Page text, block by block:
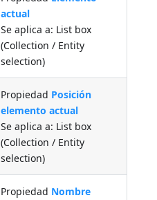
actual
Se aplica a: List box
(Collection / Entity
selection)
Propiedad Posición
elemento actual
Se aplica a: List box
(Collection / Entity
selection)
Propiedad Nombre